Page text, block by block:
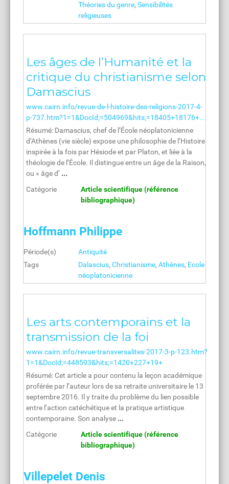
Théories du genre, Sensibilités
religieuses
Les âges de l’Humanité et la
critique du christianisme selon
Damascius‪
www.cairn.info/revue-de-l-histoire-des-religions-2017-4-
p-737.htm?1=1&DocId;=504969&hits;=18405+18176+...
Résumé: Damascius, chef de l’École néoplatonicienne
d’Athènes (vie siècle) expose une philosophie de l’Histoire
inspirée à la fois par Hésiode et par Platon, et liée à la
théologie de l’École. Il distingue entre un âge de la Raison,
ou « âge d’ ...
Catégorie
Article scientifique (référence
bibliographique)
Hoffmann Philippe
Période(s)
Antiquité
Tags
Dalascius, Christianisme, Athènes, Ecole
néoplatonicienne
Les arts contemporains et la
transmission de la foi
www.cairn.info/revue-transversalites-2017-3-p-123.htm?
1=1&DocId;=448593&hits;=1420+227+19+
Résumé: Cet article a pour contenu la leçon académique
proférée par l’auteur lors de sa retraite universitaire le 13
septembre 2016. Il y traite du problème du lien possible
entre l’action catéchétique et la pratique artistique
contemporaine. Son analyse ...
Catégorie
Article scientifique (référence
bibliographique)
Villepelet Denis